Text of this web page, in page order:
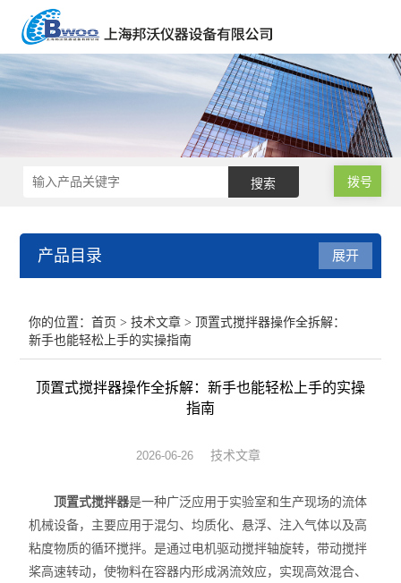
拨号
产品目录
水质分析仪
职业卫生与环境安全检测
食品安全检测仪
环境检测仪
展开
你的位置：首页 >技术文章 > 顶置式搅拌器操作全拆解：
新手也能轻松上手的实操指南
顶置式搅拌器操作全拆解：新手也能轻松上手的实操
指南
2026-06-26 技术文章
顶置式搅拌器是一种广泛应用于实验室和生产现场的流体
机械设备，主要应用于混匀、均质化、悬浮、注入气体以及高
粘度物质的循环搅拌。是通过电机驱动搅拌轴旋转，带动搅拌
桨高速转动，使物料在容器内形成涡流效应，实现高效混合、